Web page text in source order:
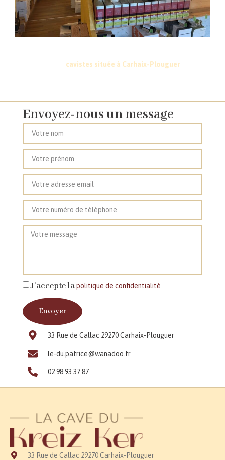
cavistes située à Carhaix-Plouguer
Envoyez-nous un message
J’accepte lapolitique de confidentialité
Envoyer
33 Rue de Callac 29270 Carhaix-Plouguer
le-du.patrice@wanadoo.fr
02 98 93 37 87
33 Rue de Callac 29270 Carhaix-Plouguer